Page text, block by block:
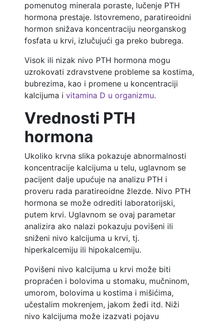
pomenutog minerala poraste, lučenje PTH
hormona prestaje. Istovremeno, paratireoidni
hormon snižava koncentraciju neorganskog
fosfata u krvi, izlučujući ga preko bubrega.
Visok ili nizak nivo PTH hormona mogu
uzrokovati zdravstvene probleme sa kostima,
bubrezima, kao i promene u koncentraciji
kalcijuma i vitamina D u organizmu.
Vrednosti PTH
hormona
Ukoliko krvna slika pokazuje abnormalnosti
koncentracije kalcijuma u telu, uglavnom se
pacijent dalje upućuje na analizu PTH i
proveru rada paratireoidne žlezde. Nivo PTH
hormona se može odrediti laboratorijski,
putem krvi. Uglavnom se ovaj parametar
analizira ako nalazi pokazuju povišeni ili
sniženi nivo kalcijuma u krvi, tj.
hiperkalcemiju ili hipokalcemiju.
Povišeni nivo kalcijuma u krvi može biti
propraćen i bolovima u stomaku, mučninom,
umorom, bolovima u kostima i mišićima,
učestalim mokrenjem, jakom žeđi itd. Niži
nivo kalcijuma može izazvati pojavu